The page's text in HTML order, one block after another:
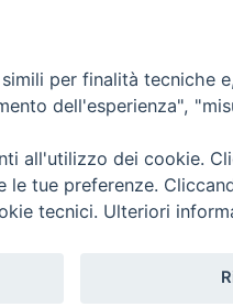
Privacy Policy Cookie
Editrice
per finalità tecniche
dell'esperienza",
all'utilizzo dei cookie.
le tue preferenze.
tecnici. Ulteriori